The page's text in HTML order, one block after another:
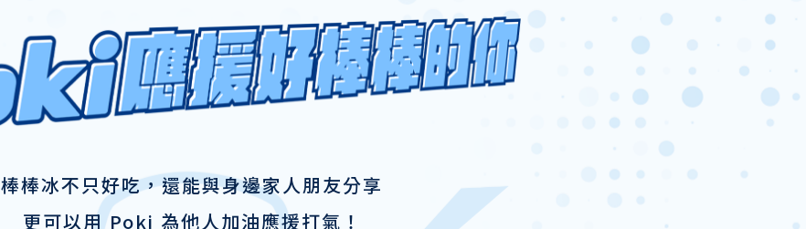
棒棒冰不只好吃，還能與身邊家人朋友分享
更可以用 Poki 為他人加油應援打氣！